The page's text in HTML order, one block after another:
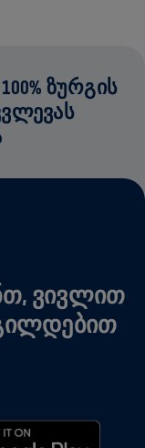
ᲖᲣᲠᲒᲘᲡ
ᲕᲘᲕᲚᲘᲗ